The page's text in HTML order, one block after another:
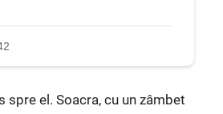
spre el. Soacra, cu un zâmbet